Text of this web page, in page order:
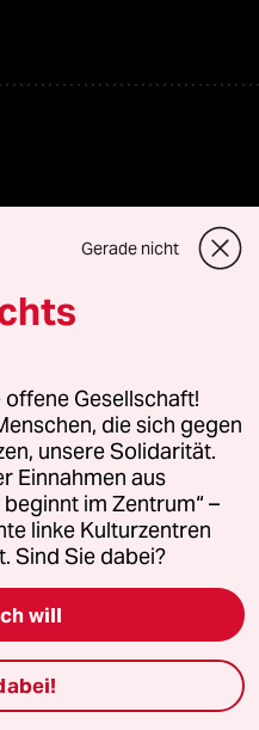
Gerade nicht
Gesellschaft!
die sich gegen
unsere Solidarität.
Einnahmen aus
im Zentrum“ –
linke Kulturzentren
Sind Sie dabei?
will